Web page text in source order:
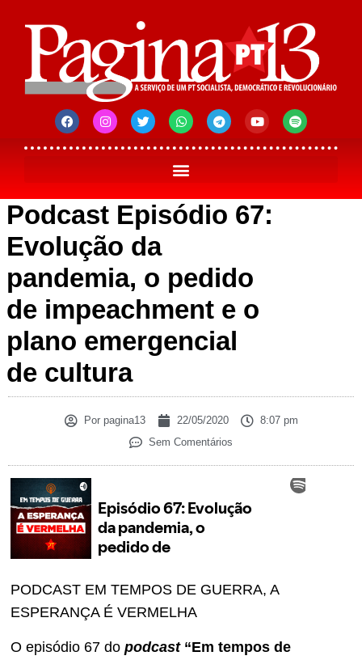
Podcast Episódio 67:
Evolução da
pandemia, o pedido
de impeachment e o
plano emergencial
de cultura
Porpagina13 22/05/2020
8:07 pm
Sem Comentários
PODCAST EM TEMPOS DE GUERRA, A
ESPERANÇA É VERMELHA
O episódio 67 do podcast“Em tempos de